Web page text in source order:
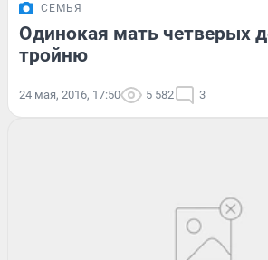
СЕМЬЯ
Одинокая мать четверых
тройню
24 мая, 2016, 17:50 5 582 3